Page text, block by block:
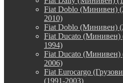
Fiat Doblo (Минивен)
2010)
Fiat Doblo (Минивен)
Fiat Ducato (Минивен)
1994)
Fiat Ducato (Минивен)
2006)
Fiat Eurocargo
(1991-2003)